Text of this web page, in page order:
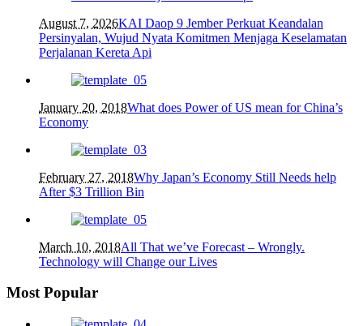
August 7, 2026KAI Daop 9 Jember Perkuat Keandalan
Persinyalan, Wujud Nyata Komitmen Menjaga Keselamatan
Perjalanan Kereta Api
January 20, 2018What does Power of US mean for China’s
Economy
February 27, 2018Why Japan’s Economy Still Needs help
After $3 Trillion Bin
March 10, 2018All That we’ve Forecast – Wrongly.
Technology will Change our Lives
Most Popular